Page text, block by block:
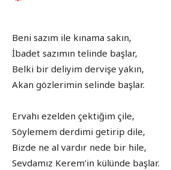
Beni sazım ile kınama sakın,
İbadet sazımın telinde başlar,
Belki bir deliyim dervişe yakın,
Akan gözlerimin selinde başlar.
Ervahı ezelden çektiğim çile,
Söylemem derdimi getirip dile,
Bizde ne al vardır nede bir hile,
Sevdamız Kerem’in külünde başlar.